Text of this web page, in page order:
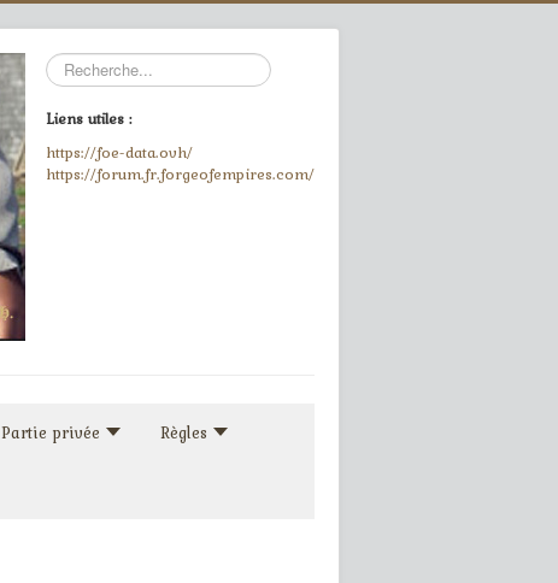
Rechercher
Liens utiles :
https://foe-data.ovh/
https://forum.fr.forgeofempires.com/
Partie privée Règles